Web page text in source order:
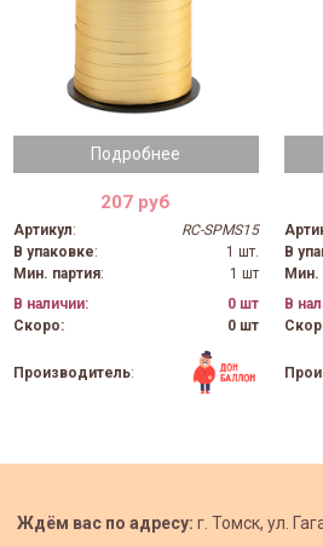
Подробнее
207 руб
Артикул:
RC-SPMS15
В упаковке:
1 шт.
Мин. партия:
1 шт
В наличии:
0 шт
Скоро:
0 шт
Производитель:
В
Мин.
В
Ждём вас по адресу: г. Томск, ул.